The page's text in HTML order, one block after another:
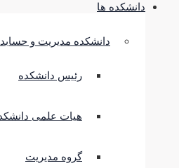
دانشکده ها
دانشکده مدیریت و حسابداری
رئیس دانشکده
هیات علمی دانشکده
گروه مدیریت